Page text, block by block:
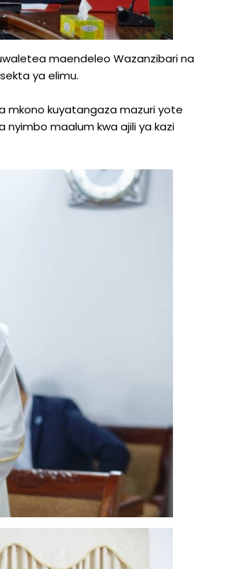
maendeleo Wazanzibari na
ya elimu.
mkono kuyatangaza mazuri yote
nyimbo maalum kwa ajili ya kazi